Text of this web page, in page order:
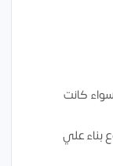
كانت
بناء علي